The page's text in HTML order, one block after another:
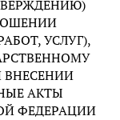
УСЛУГ),
ВНЕСЕНИИ
АКТЫ
ФЕДЕРАЦИИ